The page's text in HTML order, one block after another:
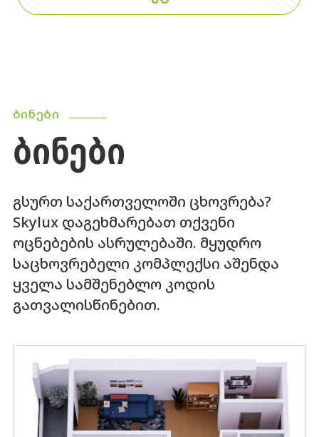
ᲑᲘᲜᲔᲑᲘ
ᲑᲘᲜᲔᲑᲘ
გსურთ საქართველოში ცხოვრება?
Skylux დაგეხმარებათ თქვენი
ოცნებების ასრულებაში. მყუდრო
საცხოვრებელი კომპლექსი აშენდა
ყველა სამშენებლო კოდის
გათვალისწინებით.